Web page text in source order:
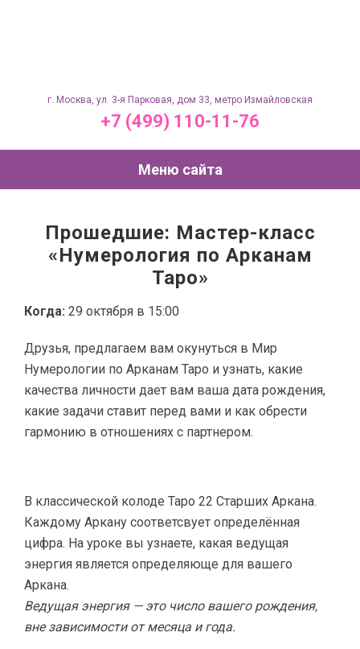
г. Москва, ул. 3-я Парковая, дом 33, метро Измайловская
+7 (499) 110-11-76
Меню сайта
Прошедшие: Мастер-класс
«Нумерология по Арканам
Таро»
Когда: 29 октября в 15:00
Друзья, предлагаем вам окунуться в Мир
Нумерологии по Арканам Таро и узнать, какие
качества личности дает вам ваша дата рождения,
какие задачи ставит перед вами и как обрести
гармонию в отношениях с партнером.
В классической колоде Таро 22 Старших Аркана.
Каждому Аркану соответсвует определённая
цифра. На уроке вы узнаете, какая ведущая
энергия является определяюще для вашего
Аркана.
Ведущая энергия — это число вашего рождения,
вне зависимости от месяца и года.